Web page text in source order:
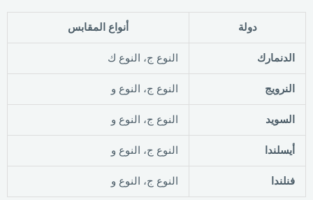
دولة أنواع المقابس
الدنمارك النوع ج، النوع ك
النرويج النوع ج، النوع و
السويد النوع ج، النوع و
أيسلندا النوع ج، النوع و
فنلندا النوع ج، النوع و